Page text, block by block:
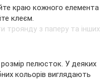
краю кожного елемента
клеєм.
пелюсток. У деяких
кольорів виглядають